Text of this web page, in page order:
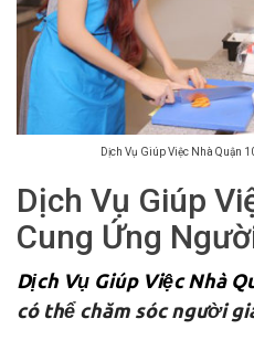
Dịch Vụ Giúp Việc Nhà Quận
Dịch Vụ Giúp
Cung Ứng
Dịch Vụ Giúp Việc Nhà
có thể chăm sóc người